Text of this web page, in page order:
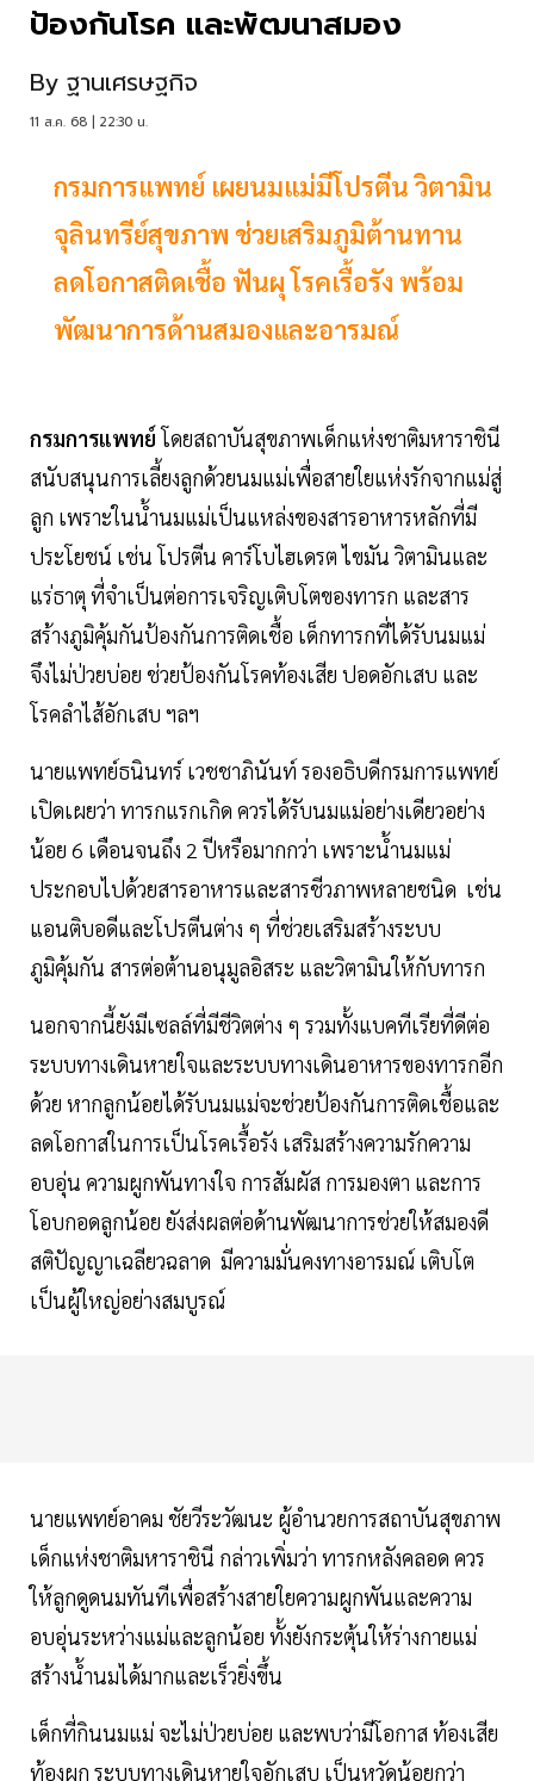
ป้องกันโรค และพัฒนาสมอง
By ฐานเศรษฐกิจ
11 ส.ค. 68 | 22:30 น.
กรมการแพทย์ เผยนมแม่มีโปรตีน วิตามิน
จุลินทรีย์สุขภาพ ช่วยเสริมภูมิต้านทาน
ลดโอกาสติดเชื้อ ฟันผุ โรคเรื้อรัง พร้อม
พัฒนาการด้านสมองและอารมณ์
กรมการแพทย์โดยสถาบันสุขภาพเด็กแห่งชาติมหาราชินี
สนับสนุนการเลี้ยงลูกด้วยนมแม่เพื่อสายใยแห่งรักจากแม่สู่
ลูก เพราะในน้ำนมแม่เป็นแหล่งของสารอาหารหลักที่มี
ประโยชน์ เช่น โปรตีน คาร์โบไฮเดรต ไขมัน วิตามินและ
แร่ธาตุ ที่จำเป็นต่อการเจริญเติบโตของทารก และสาร
สร้างภูมิคุ้มกันป้องกันการติดเชื้อ เด็กทารกที่ได้รับนมแม่
จึงไม่ป่วยบ่อย ช่วยป้องกันโรคท้องเสีย ปอดอักเสบ และ
โรคลำไส้อักเสบ ฯลฯ
นายแพทย์ธนินทร์ เวชชาภินันท์ รองอธิบดีกรมการแพทย์
เปิดเผยว่า ทารกแรกเกิด ควรได้รับนมแม่อย่างเดียวอย่าง
น้อย 6 เดือนจนถึง 2 ปีหรือมากกว่า เพราะน้ำนมแม่
ประกอบไปด้วยสารอาหารและสารชีวภาพหลายชนิด เช่น
แอนติบอดีและโปรตีนต่าง ๆ ที่ช่วยเสริมสร้างระบบ
ภูมิคุ้มกัน สารต่อต้านอนุมูลอิสระ และวิตามินให้กับทารก
นอกจากนี้ยังมีเซลล์ที่มีชีวิตต่าง ๆ รวมทั้งแบคทีเรียที่ดีต่อ
ระบบทางเดินหายใจและระบบทางเดินอาหารของทารกอีก
ด้วย หากลูกน้อยได้รับนมแม่จะช่วยป้องกันการติดเชื้อและ
ลดโอกาสในการเป็นโรคเรื้อรัง เสริมสร้างความรักความ
อบอุ่น ความผูกพันทางใจ การสัมผัส การมองตา และการ
โอบกอดลูกน้อย ยังส่งผลต่อด้านพัฒนาการช่วยให้สมองดี
สติปัญญาเฉลียวฉลาด มีความมั่นคงทางอารมณ์ เติบโต
เป็นผู้ใหญ่อย่างสมบูรณ์
นายแพทย์อาคม ชัยวีระวัฒนะ ผู้อำนวยการสถาบันสุขภาพ
เด็กแห่งชาติมหาราชินี กล่าวเพิ่มว่า ทารกหลังคลอด ควร
ให้ลูกดูดนมทันทีเพื่อสร้างสายใยความผูกพันและความ
อบอุ่นระหว่างแม่และลูกน้อย ทั้งยังกระตุ้นให้ร่างกายแม่
สร้างน้ำนมได้มากและเร็วยิ่งขึ้น
เด็กที่กินนมแม่ จะไม่ป่วยบ่อย และพบว่ามีโอกาส ท้องเสีย
ท้องผูก ระบบทางเดินหายใจอักเสบ เป็นหวัดน้อยกว่า